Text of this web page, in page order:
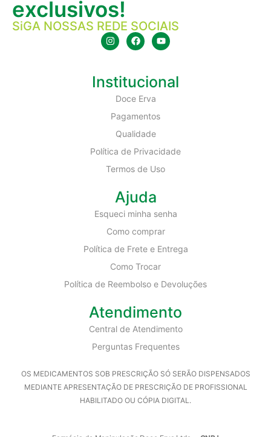
exclusivos!
SiGA NOSSAS REDE SOCIAIS
Institucional
Doce Erva
Pagamentos
Qualidade
Política de Privacidade
Termos de Uso
Ajuda
Esqueci minha senha
Como comprar
Política de Frete e Entrega
Como Trocar
Política de Reembolso e Devoluções
Atendimento
Central de Atendimento
Perguntas Frequentes
OS MEDICAMENTOS SOB PRESCRIÇÃO SÓ SERÃO DISPENSADOS
MEDIANTE APRESENTAÇÃO DE PRESCRIÇÃO DE PROFISSIONAL
HABILITADO OU CÓPIA DIGITAL.